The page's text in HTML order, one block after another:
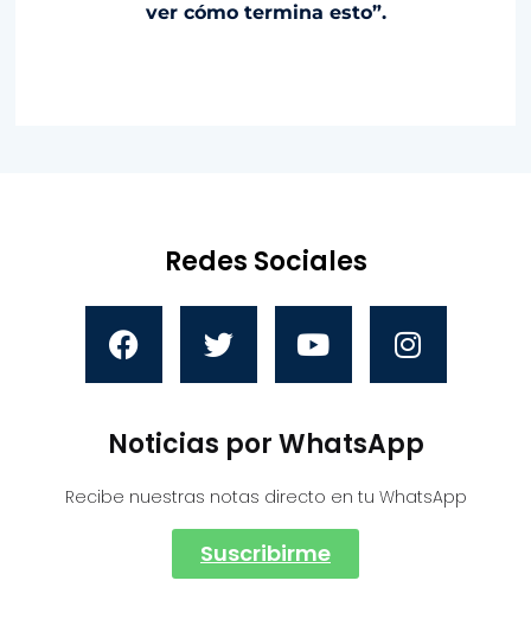
ver cómo termina esto”.
Redes Sociales
Noticias por WhatsApp
Recibe nuestras notas directo en tu WhatsApp
Suscribirme